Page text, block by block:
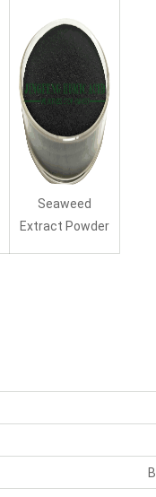
Seaweed
Extract Powder